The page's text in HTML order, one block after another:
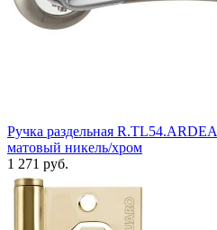
Ручка раздельная
матовый никель/хром
1 271 руб.